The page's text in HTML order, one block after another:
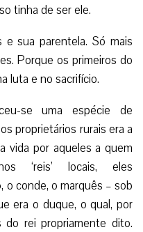
tinha de ser ele.
e sua parentela. Só mais
Porque os primeiros do
luta e no sacrifício.
se uma espécie de
proprietários rurais era a
vida por aqueles a quem
‘reis’ locais, eles
o conde, o marquês – sob
era o duque, o qual, por
rei propriamente dito.